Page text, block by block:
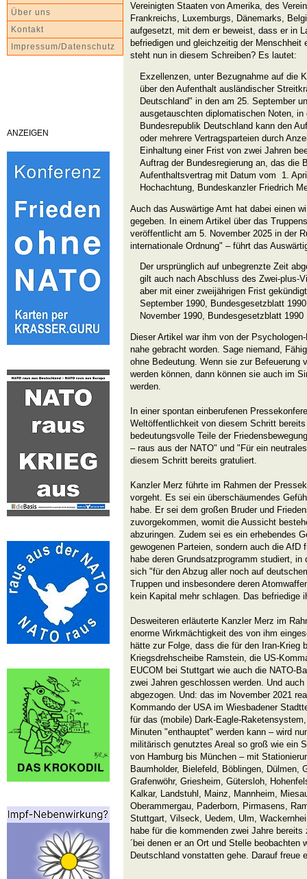
Über uns
Kontakt
Impressum/Datenschutz
ANZEIGEN
Vereinigten Staaten von Amerika, des
Frankreichs, Luxemburgs, Dänemarks,
aufgesetzt, mit dem er beweist, dass er in
befriedigen und gleichzeitig der Menschheit
steht nun in diesem Schreiben? Es lautet:
Exzellenzen, unter Bezugnahme auf die
über den Aufenthalt ausländischer
Deutschland" in den am 25. September
ausgetauschten diplomatischen Noten,
Bundesrepublik Deutschland kann den
oder mehrere Vertragsparteien durch
Einhaltung einer Frist von zwei Jahren
Auftrag der Bundesregierung an, das die
Aufenthaltsvertrag mit Datum vom 1.
Hochachtung, Bundeskanzler Friedrich
Auch das Auswärtige Amt hat dabei einen
gegeben. In einem Artikel über das
veröffentlicht am 5. November 2025 in der
internationale Ordnung" – führt das
Der ursprünglich auf unbegrenzte Zeit
gilt auch nach Abschluss des Zwei-plus-
aber mit einer zweijährigen Frist
September 1990, Bundesgesetzblatt
November 1990, Bundesgesetzblatt
Dieser Artikel war ihm von der
nahe gebracht worden. Sage niemand,
ohne Bedeutung. Wenn sie zur Befeuerung
werden können, dann können sie auch im
werden.
In einer spontan einberufenen
Weltöffentlichkeit von diesem Schritt
bedeutungsvolle Teile der
– raus aus der NATO" und "Für ein
diesem Schritt bereits gratuliert.
Kanzler Merz führte im Rahmen der
vorgeht. Es sei ein überschäumendes
habe. Er sei dem großen Bruder und
zuvorgekommen, womit die Aussicht
abzuringen. Zudem sei es ein erhebendes
gewogenen Parteien, sondern auch die AfD
habe deren Grundsatzprogramm studiert,
sich "für den Abzug aller noch auf
Truppen und insbesondere deren
kein Kapital mehr schlagen. Das befriedige
Desweiteren erläuterte Kanzler Merz im
enorme Wirkmächtigkeit des von ihm
hätte zur Folge, dass die für den Iran-Krieg
Kriegsdrehscheibe Ramstein, die US-
EUCOM bei Stuttgart wie auch die NATO-
zwei Jahren geschlossen werden. Und
abgezogen. Und: das im November 2021
Kommando der USA im Wiesbadener
für das (mobile) Dark-Eagle-
Minuten "enthauptet" werden kann – wird
militärisch genutztes Areal so groß wie ein
von Hamburg bis München – mit
Baumholder, Bielefeld, Böblingen, Dülmen,
Grafenwöhr, Griesheim, Gütersloh,
Kalkar, Landstuhl, Mainz, Mannheim,
Oberammergau, Paderborn, Pirmasens,
Stuttgart, Vilseck, Uedem, Ulm,
habe für die kommenden zwei Jahre
´bei denen er an Ort und Stelle beobachten
Deutschland vonstatten gehe. Darauf freue